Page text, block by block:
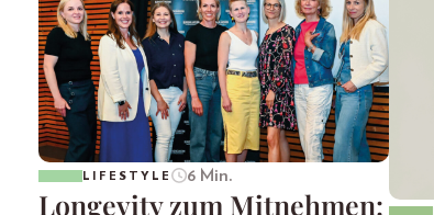
LIFESTYLE 6 Min.
Longevity zum Mitnehmen: